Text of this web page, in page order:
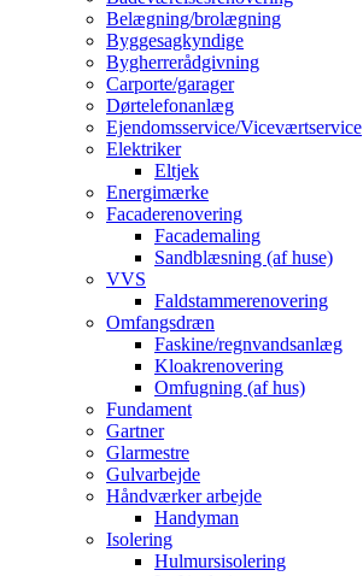
Belægning/brolægning
Byggesagkyndige
Bygherrerådgivning
Carporte/garager
Dørtelefonanlæg
Ejendomsservice/Viceværtservice
Elektriker
Eltjek
Energimærke
Facaderenovering
Facademaling
Sandblæsning (af huse)
VVS
Faldstammerenovering
Omfangsdræn
Faskine/regnvandsanlæg
Kloakrenovering
Omfugning (af hus)
Fundament
Gartner
Glarmestre
Gulvarbejde
Håndværker arbejde
Handyman
Isolering
Hulmursisolering